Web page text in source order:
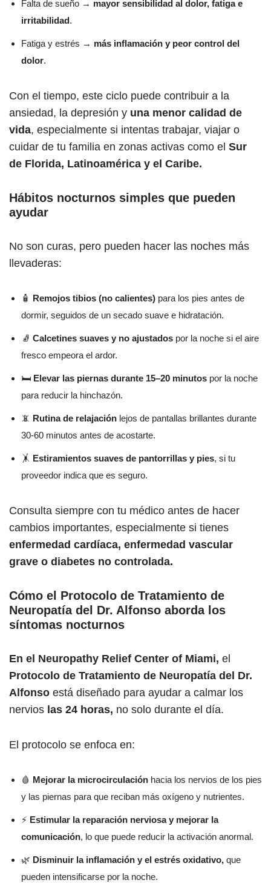
Falta de sueño → mayor sensibilidad al dolor, fatiga e
irritabilidad.
Fatiga y estrés → más inflamación y peor control del
dolor.
Con el tiempo, este ciclo puede contribuir a la
ansiedad, la depresión y una menor calidad de
vida, especialmente si intentas trabajar, viajar o
cuidar de tu familia en zonas activas como el Sur
de Florida, Latinoamérica y el Caribe.
Hábitos nocturnos simples que pueden
ayudar
No son curas, pero pueden hacer las noches más
llevaderas:
🧴 Remojos tibios (no calientes) para los pies antes de
dormir, seguidos de un secado suave e hidratación.
🧦 Calcetines suaves y no ajustados por la noche si el aire
fresco empeora el ardor.
🛏️ Elevar las piernas durante 15–20 minutos por la noche
para reducir la hinchazón.
📵 Rutina de relajación lejos de pantallas brillantes durante
30-60 minutos antes de acostarte.
🤸 Estiramientos suaves de pantorrillas y pies, si tu
proveedor indica que es seguro.
Consulta siempre con tu médico antes de hacer
cambios importantes, especialmente si tienes
enfermedad cardíaca, enfermedad vascular
grave o diabetes no controlada.
Cómo el Protocolo de Tratamiento de
Neuropatía del Dr. Alfonso aborda los
síntomas nocturnos
En el Neuropathy Relief Center of Miami, el
Protocolo de Tratamiento de Neuropatía del Dr.
Alfonso está diseñado para ayudar a calmar los
nervios las 24 horas, no solo durante el día.
El protocolo se enfoca en:
🩸 Mejorar la microcirculación hacia los nervios de los pies
y las piernas para que reciban más oxígeno y nutrientes.
⚡ Estimular la reparación nerviosa y mejorar la
comunicación, lo que puede reducir la activación anormal.
🌿 Disminuir la inflamación y el estrés oxidativo, que
pueden intensificarse por la noche.